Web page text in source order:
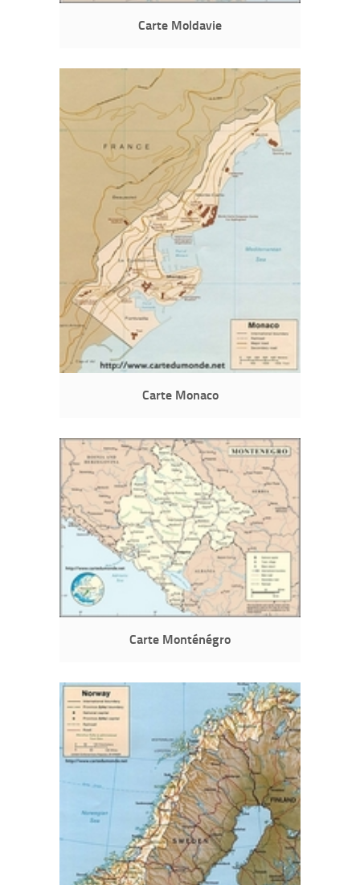
Carte Moldavie
Carte Monaco
Carte Monténégro